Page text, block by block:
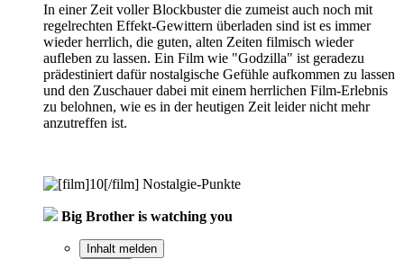
In einer Zeit voller Blockbuster die zumeist auch noch mit
regelrechten Effekt-Gewittern überladen sind ist es immer
wieder herrlich, die guten, alten Zeiten filmisch wieder
aufleben zu lassen. Ein Film wie "Godzilla" ist geradezu
prädestiniert dafür nostalgische Gefühle aufkommen zu lassen
und den Zuschauer dabei mit einem herrlichen Film-Erlebnis
zu belohnen, wie es in der heutigen Zeit leider nicht mehr
anzutreffen ist.
Nostalgie-Punkte
Big Brother is watching you
Inhalt melden